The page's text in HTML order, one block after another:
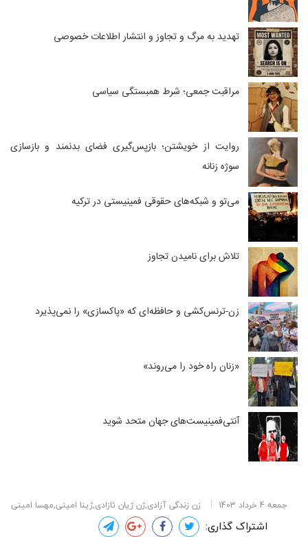
تهدید به مرگ و تجاوز و انتشار اطلاعات خصوصی
مراقبت جمعی؛ شرط همبستگی سیاسی
روایت از خویشتن؛ بازپس‌گیری فضای بدنمند و بازسازی
سوژه زنانه
می‌تو و شبکه‌های حقوقی فمینیستی در ترکیه
تلاش برای نامیدن تجاوز
زن-ترنس‌کشی و حافظه‌ای که «پاکسازی» را نمی‌پذیرد
«زنان راه خود را می‌روند»
آنتی‌فمینیست‌های جهان متحد شوید
جمعه 4 خرداد 1403 زن زندگی آزادی,ژن ژیان ئازادی,ژینا امینی,مهسا امینی
اشتراک گذاری: